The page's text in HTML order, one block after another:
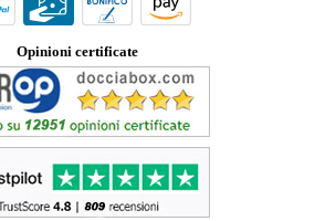
Opinioni certificate